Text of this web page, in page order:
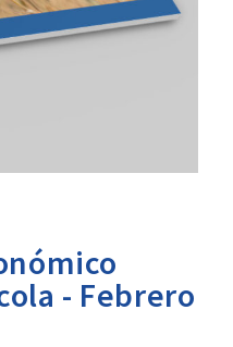
- Febrero